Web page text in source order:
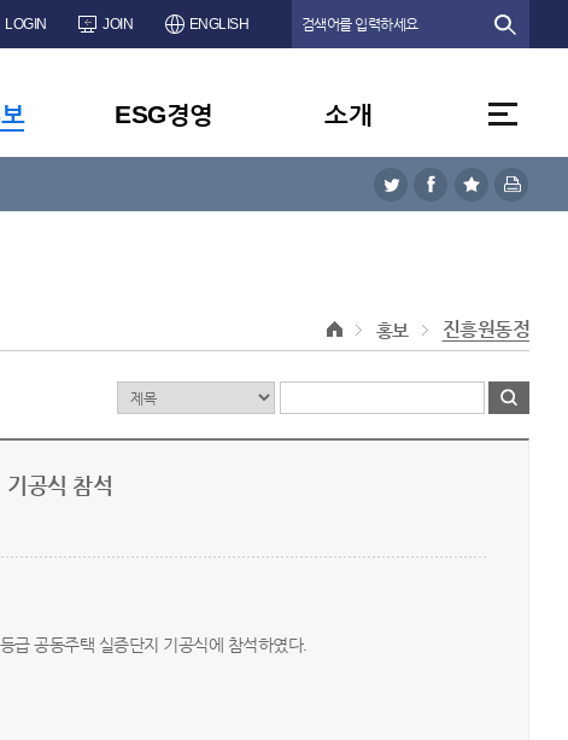
LOGIN JOIN ENGLISH
ESG경영 소개
홍보 진흥원동정
공식 참석
급 공동주택 실증단지 기공식에 참석하였다.